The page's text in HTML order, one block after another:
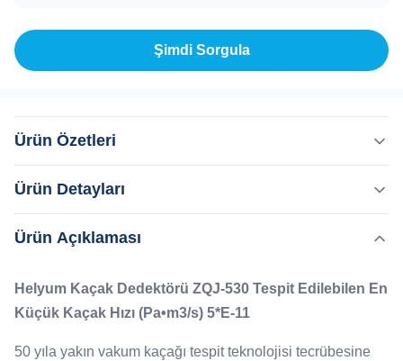
Şimdi Sorgula
Ürün Özetleri
Küçük Kaçak Hızı (Pa•m3/s) 5*E-11 50 yıla yakın vakum
en büyük Ar-Ge ve üretim üssü olup, vakum kaçağı tespit
sahiptir. KYKY tarafından ...
Ürün Detayları
taşınabilir helium kütle spektrometresi
Yağ Döner kanatlı pompa
Ürün Açıklaması
Helyum Kaçak Dedektörü ZQJ-530 Tespit Edilebilen En
Küçük Kaçak Hızı (Pa•m3/s) 5*E-11
50 yıla yakın vakum kaçağı tespit teknolojisi tecrübesine